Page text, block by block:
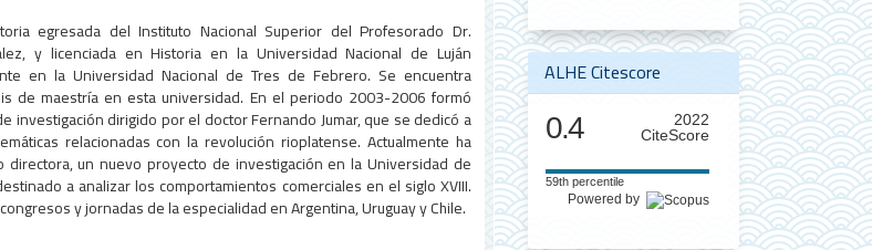
egresada del Instituto Nacional Superior del Profesorado Dr.
y licenciada en Historia en la Universidad Nacional de Luján
en la Universidad Nacional de Tres de Febrero. Se encuentra
de maestría en esta universidad. En el periodo 2003-2006 formó
investigación dirigido por el doctor Fernando Jumar, que se dedicó a
relacionadas con la revolución rioplatense. Actualmente ha
directora, un nuevo proyecto de investigación en la Universidad de
a analizar los comportamientos comerciales en el siglo XVIII.
y jornadas de la especialidad en Argentina, Uruguay y Chile.
ALHE Citescore
0.4
2022
CiteScore
59th percentile
Powered by